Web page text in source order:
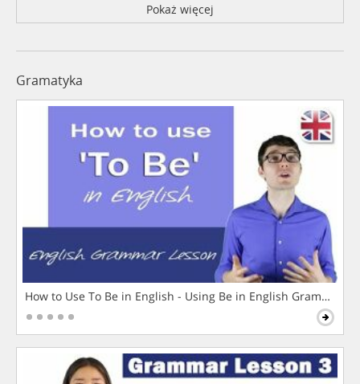
Pokaż więcej
Gramatyka
How to Use To Be in English - Using Be in English Grammar